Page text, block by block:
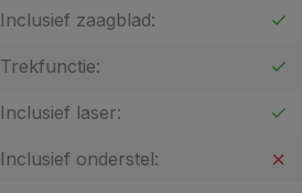
Inclusief zaagblad:
Trekfunctie:
Inclusief laser:
Inclusief onderstel: